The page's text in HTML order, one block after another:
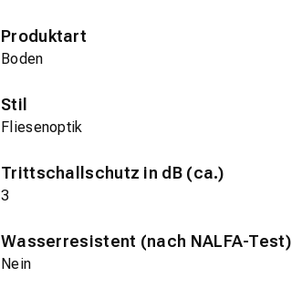
Produktart
Boden
Stil
Fliesenoptik
Trittschallschutz in dB (ca.)
3
Wasserresistent (nach NALFA-Test)
Nein